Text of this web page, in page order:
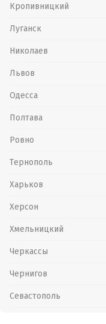
Кропивницкий
Луганск
Николаев
Львов
Одесса
Полтава
Ровно
Тернополь
Харьков
Херсон
Хмельницкий
Черкассы
Чернигов
Севастополь